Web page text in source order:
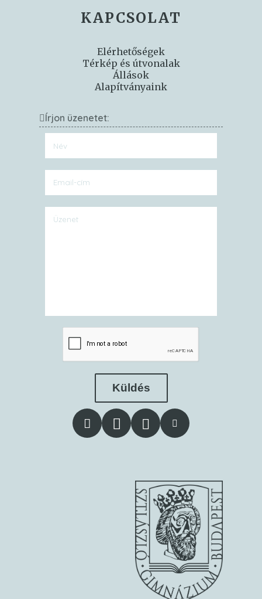
KAPCSOLAT
Elérhetőségek
Térkép és útvonalak
Állások
Alapítványaink
Írjon üzenetet:
Küldés